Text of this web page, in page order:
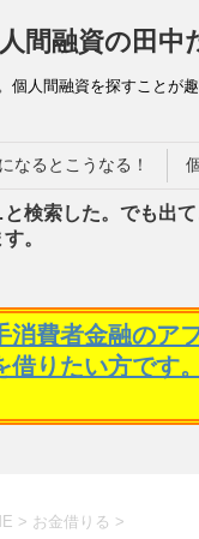
間融資の田中
個人間融資を探すことが
なるとこうなる！
検索した。でも出
。
費者金融のア
借りたい方です
> お金借りる >